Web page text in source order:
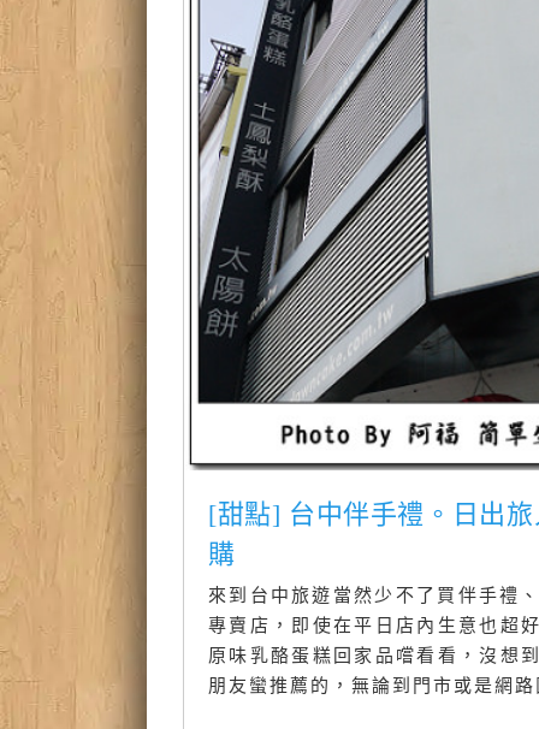
[甜點] 台中伴手禮。日出
購
來到台中旅遊當然少不了買伴手禮
專賣店，即使在平日店內生意也超
原味乳酪蛋糕回家品嚐看看，沒想
朋友蠻推薦的，無論到門市或是網